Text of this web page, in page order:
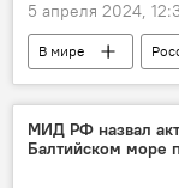
5 апреля 2024,
В мире
МИД РФ назвал
Балтийском море